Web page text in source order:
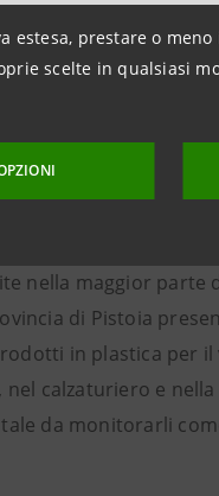
estesa, prestare o
scelte in qualsiasi
anche la lunga
A questi recuperi si
estere del
di Marmo di Carrara
segnale di
del Floro-
nella maggior parte
di Pistoia
in plastica per
nel calzaturiero e
da monitorarli